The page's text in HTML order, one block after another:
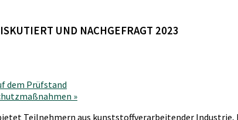
UND NACHGEFRAGT 2023
dem Prüfstand
»
Teilnehmern aus kunststoffverarbeitender